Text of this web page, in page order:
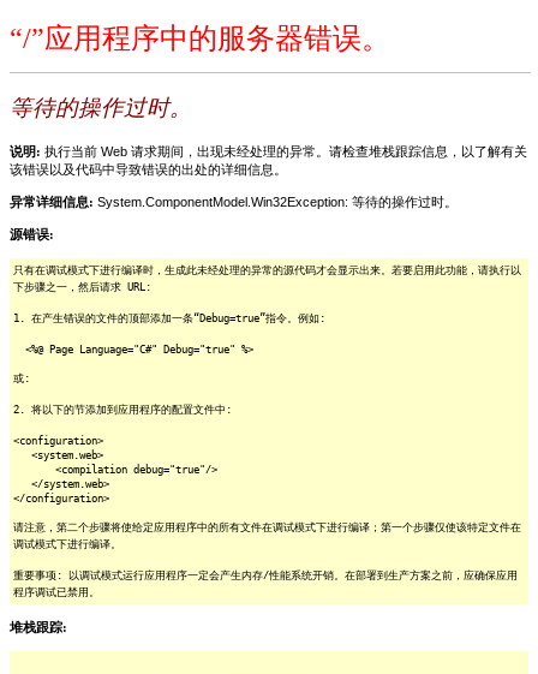
“/”应用程序中的服务器错误。
等待的操作过时。
说明: 执行当前 Web 请求期间，出现未经处理的异常。请检查堆栈跟踪信息，以了解有关
该错误以及代码中导致错误的出处的详细信息。
异常详细信息: System.ComponentModel.Win32Exception: 等待的操作过时。
源错误:
只有在调试模式下进行编译时，生成此未经处理的异常的源代码才会显示出来。若要启用此功能，请执行以
下步骤之一，然后请求 URL:
1. 在产生错误的文件的顶部添加一条“Debug=true”指令。例如:
<%@ Page Language="C#" Debug="true" %>
或:
2. 将以下的节添加到应用程序的配置文件中:
<configuration>
<system.web>
<compilation debug="true"/>
</system.web>
</configuration>
请注意，第二个步骤将使给定应用程序中的所有文件在调试模式下进行编译；第一个步骤仅使该特定文件在
调试模式下进行编译。
重要事项: 以调试模式运行应用程序一定会产生内存/性能系统开销。在部署到生产方案之前，应确保应用
程序调试已禁用。
堆栈跟踪: